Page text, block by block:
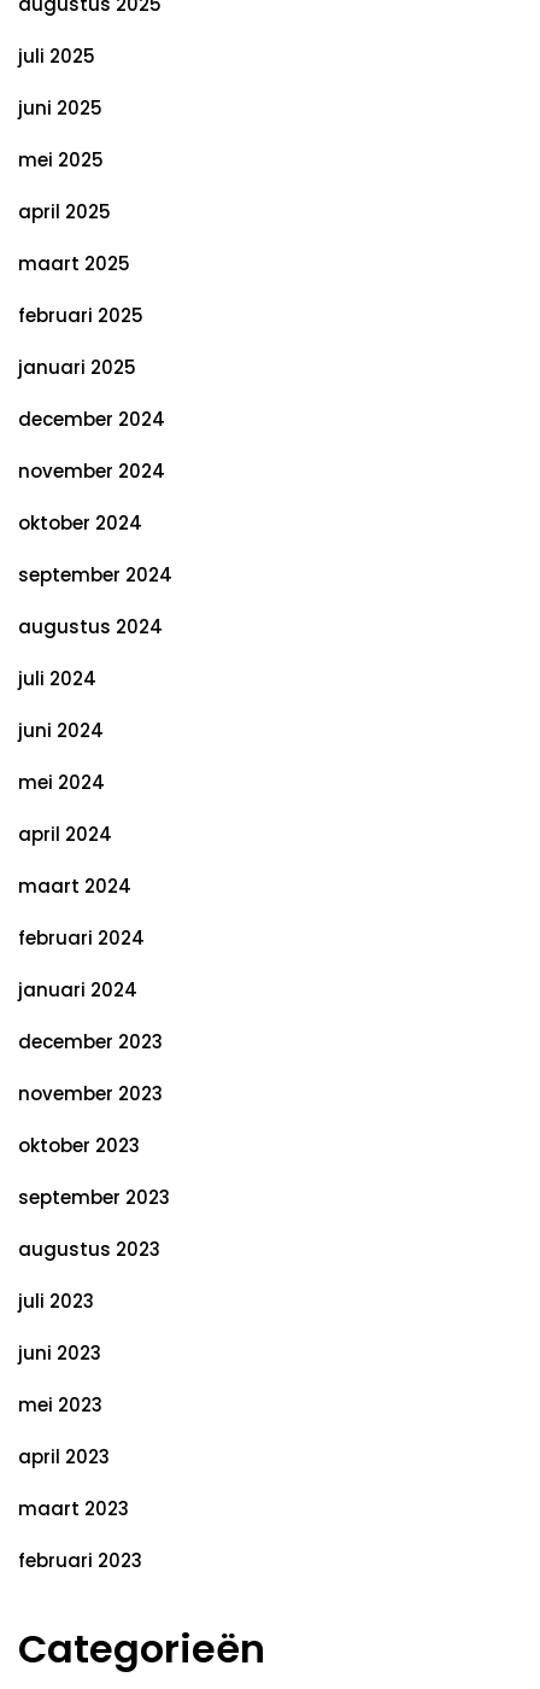
juli 2025
juni 2025
mei 2025
april 2025
maart 2025
februari 2025
januari 2025
december 2024
november 2024
oktober 2024
september 2024
augustus 2024
juli 2024
juni 2024
mei 2024
april 2024
maart 2024
februari 2024
januari 2024
december 2023
november 2023
oktober 2023
september 2023
augustus 2023
juli 2023
juni 2023
mei 2023
april 2023
maart 2023
februari 2023
Categorieën